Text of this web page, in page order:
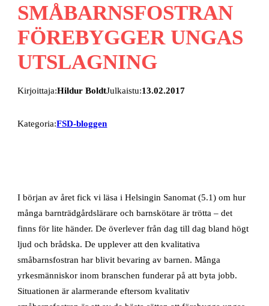
SMÅBARNSFOSTRAN
FÖREBYGGER UNGAS
UTSLAGNING
Kirjoittaja:Hildur BoldtJulkaistu:13.02.2017
Kategoria:FSD-bloggen
I början av året fick vi läsa i Helsingin Sanomat (5.1) om hur
många barnträdgårdslärare och barnskötare är trötta – det
finns för lite händer. De överlever från dag till dag bland högt
ljud och brådska. De upplever att den kvalitativa
småbarnsfostran har blivit bevaring av barnen. Många
yrkesmänniskor inom branschen funderar på att byta jobb.
Situationen är alarmerande eftersom kvalitativ